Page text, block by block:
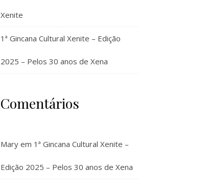
Xenite
1ª Gincana Cultural Xenite – Edição
2025 – Pelos 30 anos de Xena
Comentários
Mary em 1ª Gincana Cultural Xenite –
Edição 2025 – Pelos 30 anos de Xena